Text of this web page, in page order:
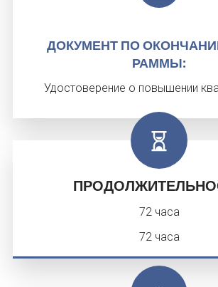
ДО­КУМЕНТ ПО
РАММЫ:
Удостоверение о повышении
72 часа
72 часа